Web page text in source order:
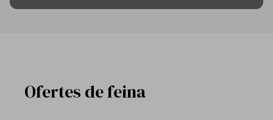
Ofertes de feina